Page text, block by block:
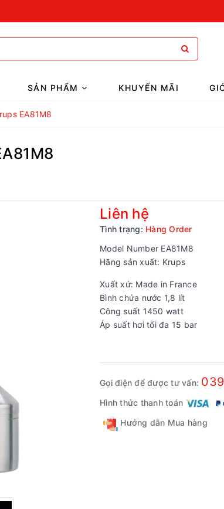
SẢN PHẨM KHUYẾN MÃI
EA81M8
Liên hệ
Tình trạng: Hàng Order
Model Number EA81M8
Hãng sản xuất: Krups
Xuất xứ: Made in France
Bình chứa nước 1,8 lít
Công suất 1450 watt
Áp suất hơi tối đa 15 bar
Gọi điện để được tư vấn:
Hình thức thanh toán
Hướng dẫn Mua hàng